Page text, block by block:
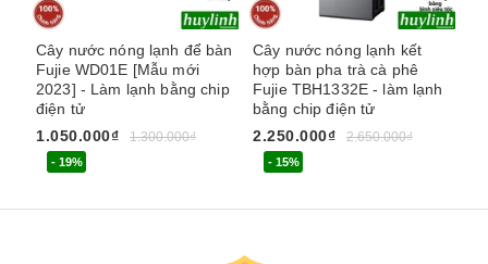
Cây nước nóng lạnh để bàn
Fujie WD01E [Mẫu mới
2023] - Làm lạnh bằng chip
điện tử
1.050.000₫
1.300.000₫
- 19%
Cây nước nóng lạnh kết
hợp bàn pha trà cà phê
Fujie TBH1332E - làm lạnh
bằng chip điện tử
2.250.000₫
2.650.000₫
- 15%